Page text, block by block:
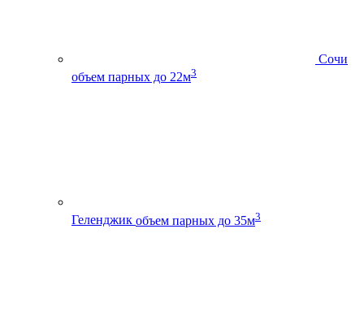
Сочи
объем парных до 22м3
Геленджик объем парных до 35м3